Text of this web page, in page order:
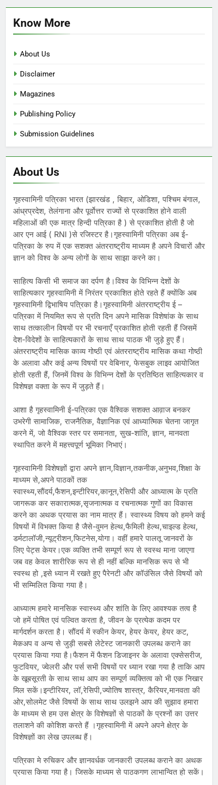
Know More
About Us
Disclaimer
Magazines
Publishing Policy
Submission Guidelines
About Us
गृहस्वामिनी पत्रिका भारत (झारखंड , बिहार, ओडिशा, पश्चिम बंगाल,
आंध्रप्रदेश, तेलंगाना और पूर्वोत्तर राज्यों से प्रकाशित होने वाली
महिलाओं की एक मात्र हिन्दी पत्रिका है ) से प्रकाशित होती है जो
आर एन आई ( RNI )से रजिस्टर है।गृहस्वामिनी पत्रिका अब ई-
पत्रिका के रुप में एक सशक्त अंतरराष्ट्रीय माध्यम है अपने विचारों और
ज्ञान को विश्व के अन्य लोगों के साथ साझा करने का।
साहित्य किसी भी समाज का दर्पण है।विश्व के विभिन्न देशों के
साहित्यकार गृहस्वामिनी में निरंतर प्रकाशित होते रहते हैं क्योंकि अब
गृहस्वामिनी द्विभाषिय पत्रिका है।गृहस्वामिनी अंतरराष्ट्रीय ई –
पत्रिका में नियमित रूप से प्रति दिन अपने मासिक विशेषांक के साथ
साथ तत्कालीन विषयों पर भी रचनाएँ प्रकाशित होती रहती हैं जिसमें
देश-विदेशों के साहित्यकारों के साथ साथ पाठक भी जुड़े हुए हैं।
अंतरराष्ट्रीय मासिक काव्य गोष्ठी एवं अंतरराष्ट्रीय मासिक कथा गोष्ठी
के अलावा और कई अन्य विषयों पर वेबिनार, फेसबुक लाइव आयोजित
होती रहती हैं, जिनमें विश्व के विभिन्न देशों के प्रतिष्ठित साहित्यकार व
विशेषज्ञ वक्ता के रूप में जुड़ते हैं।
आशा है गृहस्वामिनी ई-पत्रिका एक वैश्विक सशक्त आव़ाज बनकर
उभरेगी सामाजिक, राजनैतिक, वैज्ञानिक एवं आध्यात्मिक चेतना जागृत
करने में, जो वैश्विक स्तर पर समानता, सुख-शांति, ज्ञान, मानवता
स्थापित करने में महत्त्वपूर्ण भूमिका निभाएं।
गृहस्वामिनी विशेषज्ञों द्वारा अपने ज्ञान,विज्ञान,तकनीक,अनुभव,शिक्षा के
माध्यम से,अपने पाठकों तक
स्वास्थ्य,सौंदर्य,फैशन,इन्टीरियर,कानून,रेसिपी और आध्यात्म के प्रति
जागरूक कर सकारात्मक,सृजनात्मक व रचनात्मक गुणों का विकास
करने का अथक प्रयास का नाम मात्र हैं। स्वास्थ्य विषय को हमने कई
विषयों में विभक्त किया है जैसे-वुमन हेल्थ,फैमिली हेल्थ,चाइल्ड हेल्थ,
डर्मटालॉजी,न्यूट्रीशन,फिटनेस,योगा। वहीं हमारे पालतू जानवरों के
लिए पेट्स केयर।एक व्यक्ति तभी सम्पूर्ण रूप से स्वस्थ माना जाएगा
जब वह केवल शारीरिक रूप से ही नहीं बल्कि मानसिक रूप से भी
स्वस्थ हो ,इसे ध्यान में रखते हुए पैरेनटी और कॉउंसिल जैसे विषयों को
भी सम्मिलित किया गया है।
आध्यात्म हमारे मानसिक स्वास्थ्य और शांति के लिए आवश्यक तत्व है
जो हमें पोषित एवं पल्वित करता है, जीवन के प्रत्येक कदम पर
मार्गदर्शन करता है। सौंदर्य में स्कीन केयर, हेयर केयर, हेयर कट,
मेकअप व अन्य से जुड़ी सबसे लेटेस्ट जानकारी उपलब्ध कराने का
प्रयास किया गया है।फैशन में फैशन डिजाइनर के अलावा एक्सेसरीज,
फुटवियर, ज्वेलरी और पर्स सभी विषयों पर ध्यान रखा गया है ताकि आप
के खूबसूरती के साथ साथ आप का सम्पूर्ण व्यक्तित्व को भी एक निखार
मिल सकें।इन्टीरियर, लॉ,रेसिपी,ज्योतिष शास्त्र, कैरियर,मानवता की
ओर,सोलमेट जैसे विषयों के साथ साथ उलझने आप की सुझाव हमारा
के माध्यम से हम उस क्षेत्र के विशेषज्ञों से पाठकों के प्रश्नों का उत्तर
तलाशने की कोशिश करते हैं ।गृहस्वामिनी में अपने अपने क्षेत्र के
विशेषज्ञों का लेख उपलब्ध हैं।
पत्रिका मे रुचिकर और ज्ञानवर्धक जानकारी उपलब्ध कराने का अथक
प्रयास किया गया है। जिसके माध्यम से पाठकगण लाभान्वित हो सकें।